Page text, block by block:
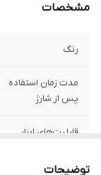
مشخصات
رنگ
مدت زمان استفاده
پس از شارژ
قابلیت‌های ابزار
مدت زمان شارژ
توضیحات